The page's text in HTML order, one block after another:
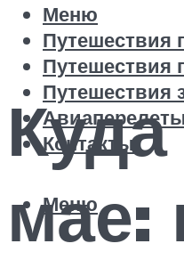
Путешествия
Путешествия
Путешествия
Контакты
Меню
Меню
мае: